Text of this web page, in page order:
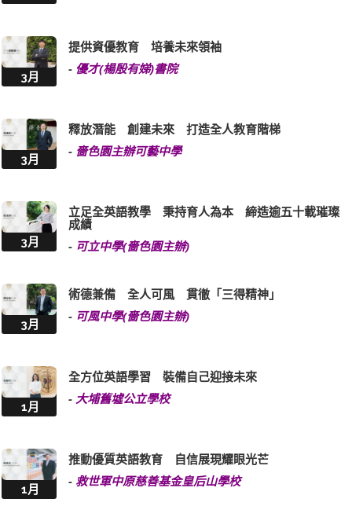
3月
提供資優教育 培養未來領袖
- 優才(楊殷有娣)書院
3月
釋放潛能 創建未來 打造全人教育階梯
- 嗇色園主辦可藝中學
3月
立足全英語教學 秉持育人為本 締造逾五十載璀璨
成績
- 可立中學(嗇色園主辦)
3月
術德兼備 全人可風 貫徹「三得精神」
- 可風中學(嗇色園主辦)
1月
全方位英語學習 裝備自己迎接未來
- 大埔舊墟公立學校
1月
推動優質英語教育 自信展現耀眼光芒
- 救世軍中原慈善基金皇后山學校